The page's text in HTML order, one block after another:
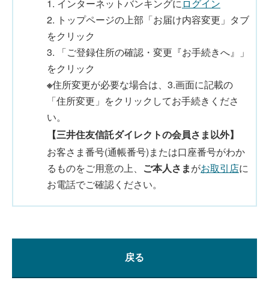
1. インターネットバンキングにログイン
2. トップページの上部「お届け内容変更」タブ
をクリック
3. 「ご登録住所の確認・変更『お手続きへ』」
をクリック
※住所変更が必要な場合は、3.画面に記載の
「住所変更」をクリックしてお手続きくださ
い。
【三井住友信託ダイレクトの会員さま以外】
お客さま番号(通帳番号)または口座番号がわか
るものをご用意の上、 ご本人さまがお取引店に
お電話でご確認ください。
戻る